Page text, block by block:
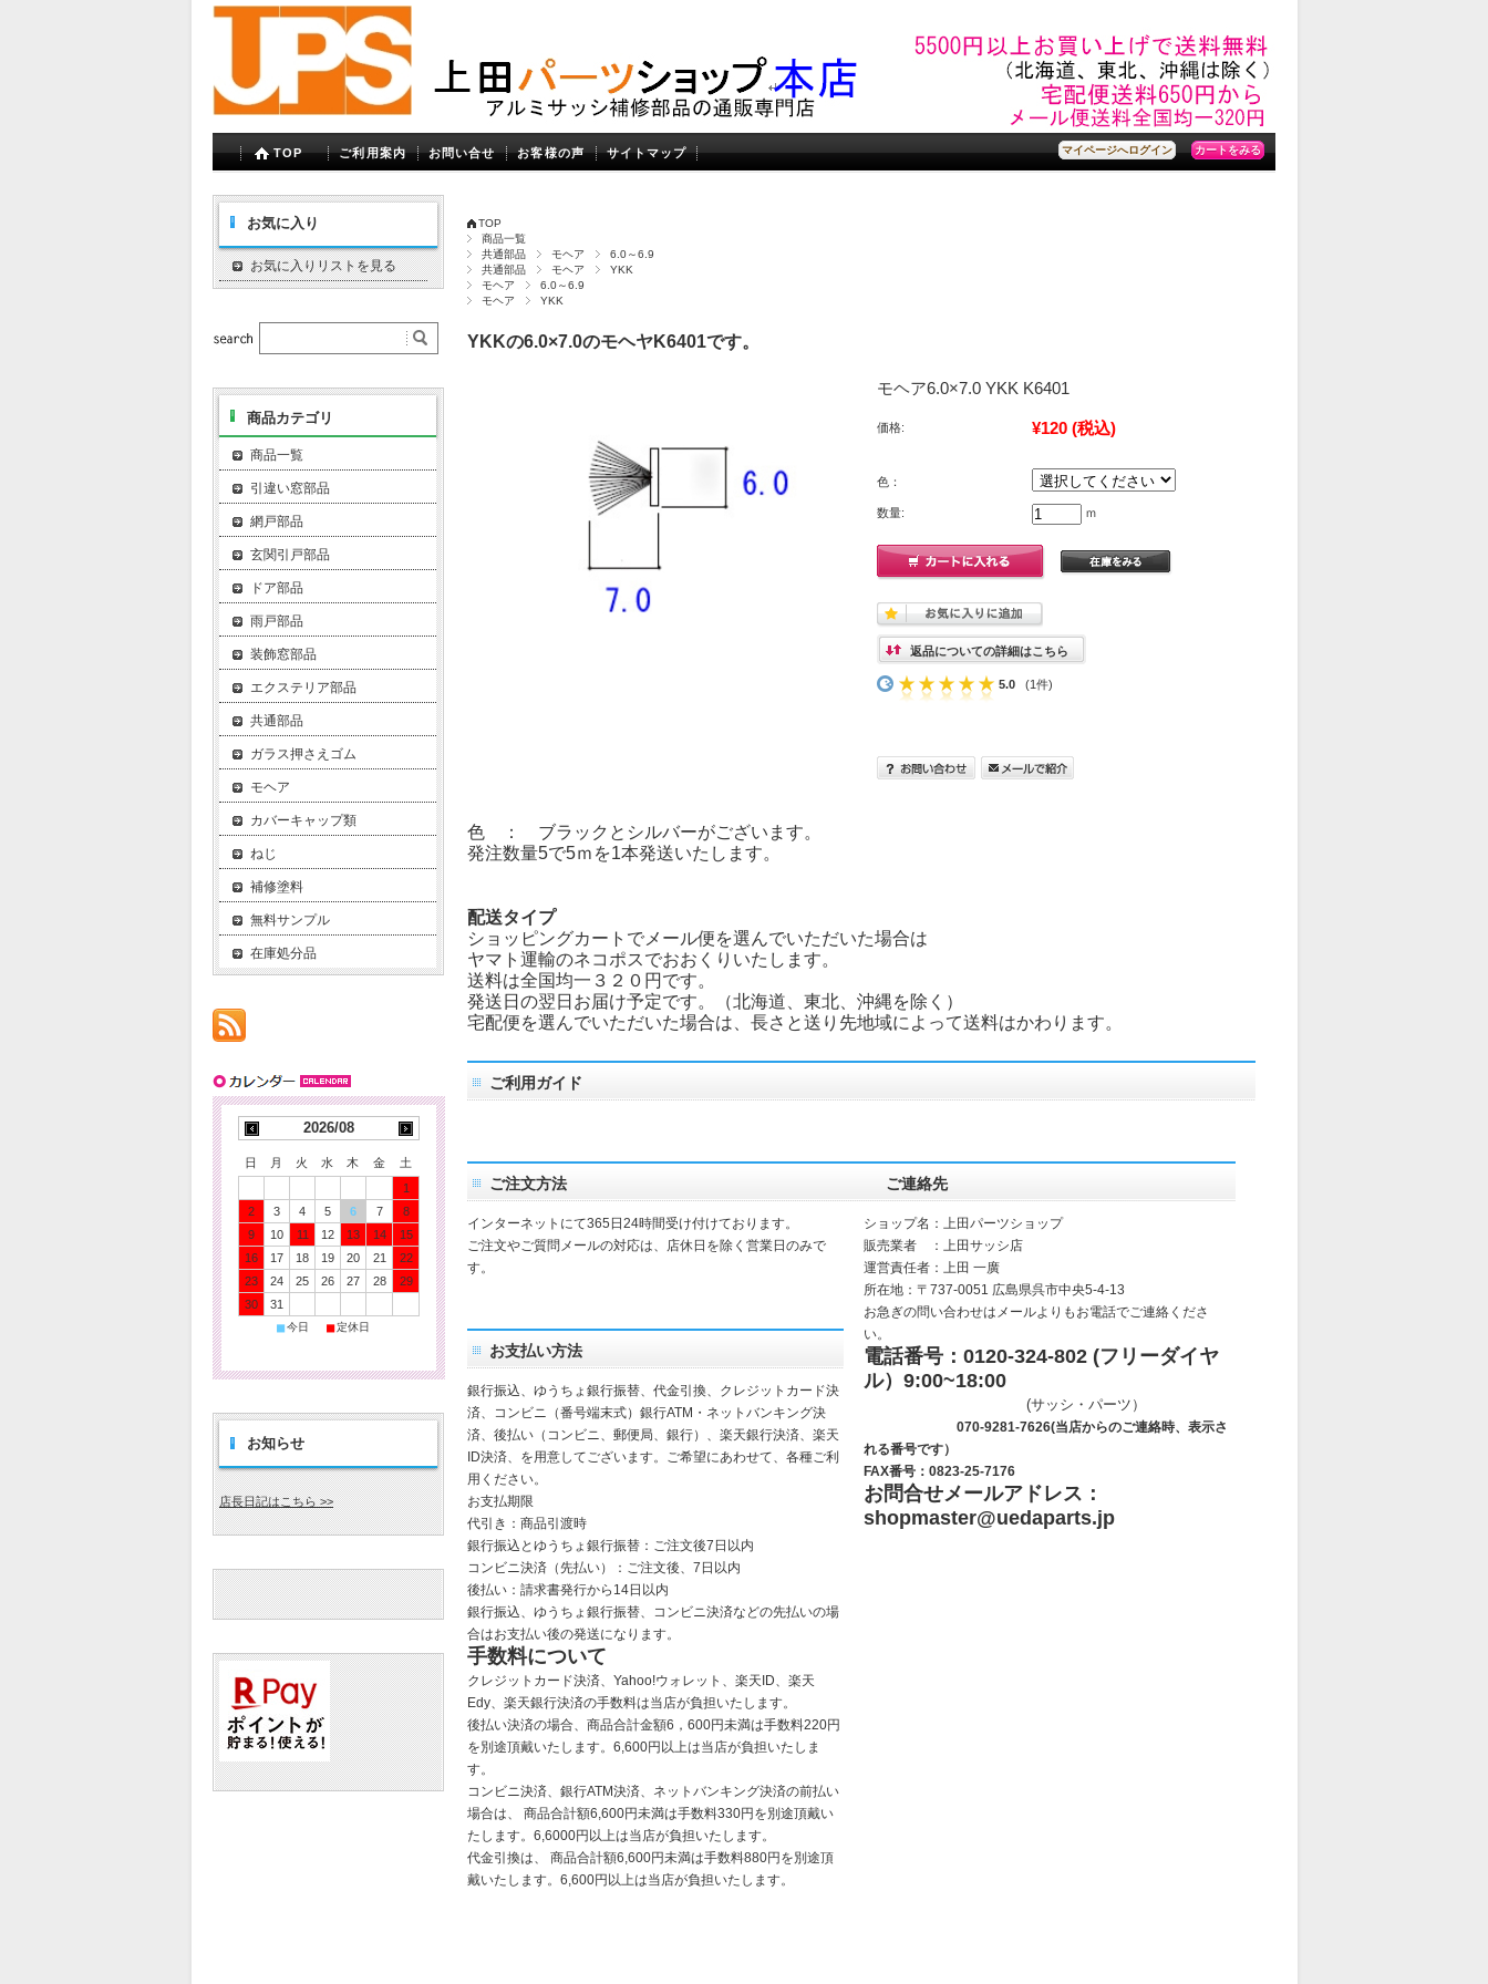
マイページへログイン カートをみる
TOP ご利用案内 お問い合せ お客様の声 サイトマップ
TOP
商品一覧
共通部品
モヘア
6.0～6.9
共通部品
モヘア
YKK
モヘア
6.0～6.9
モヘア
YKK
YKKの6.0×7.0のモヘヤK6401です。
モヘア6.0×7.0 YKK K6401
価格: ¥120 (税込)
色：
数量: ｍ
返品についての詳細はこちら
5.0 (1件)
色 ： ブラックとシルバーがございます。
発注数量5で5ｍを1本発送いたします。
配送タイプ
ショッピングカートでメール便を選んでいただいた場合は
ヤマト運輸のネコポスでおおくりいたします。
送料は全国均一３２０円です。
発送日の翌日お届け予定です。（北海道、東北、沖縄を除く）
宅配便を選んでいただいた場合は、長さと送り先地域によって送料はかわります。
ご利用ガイド
ご注文方法
インターネットにて365日24時間受け付けております。
ご注文やご質問メールの対応は、店休日を除く営業日のみで
す。
お支払い方法
銀行振込、ゆうちょ銀行振替、代金引換、クレジットカード決
済、コンビニ（番号端末式）銀行ATM・ネットバンキング決
済、後払い（コンビニ、郵便局、銀行）、楽天銀行決済、楽天
ID決済、を用意してございます。ご希望にあわせて、各種ご利
用ください。
お支払期限
代引き：商品引渡時
銀行振込とゆうちょ銀行振替：ご注文後7日以内
コンビニ決済（先払い）：ご注文後、7日以内
後払い：請求書発行から14日以内
銀行振込、ゆうちょ銀行振替、コンビニ決済などの先払いの場
合はお支払い後の発送になります。
手数料について
クレジットカード決済、Yahoo!ウォレット、楽天ID、楽天
Edy、楽天銀行決済の手数料は当店が負担いたします。
後払い決済の場合、商品合計金額6，600円未満は手数料220円
を別途頂戴いたします。6,600円以上は当店が負担いたしま
す。
コンビニ決済、銀行ATM決済、ネットバンキング決済の前払い
場合は、 商品合計額6,600円未満は手数料330円を別途頂戴い
たします。6,6000円以上は当店が負担いたします。
代金引換は、 商品合計額6,600円未満は手数料880円を別途頂
戴いたします。6,600円以上は当店が負担いたします。
ご連絡先
ショップ名：上田パーツショップ
販売業者 ：上田サッシ店
運営責任者：上田 一廣
所在地：〒737-0051 広島県呉市中央5-4-13
お急ぎの問い合わせはメールよりもお電話でご連絡くださ
い。
電話番号：0120-324-802 (フリーダイヤ
ル）9:00~18:00
(サッシ・パーツ）
070-9281-7626(当店からのご連絡時、表示さ
れる番号です）
FAX番号：0823-25-7176
お問合せメールアドレス：
shopmaster@uedaparts.jp
お気に入り
お気に入りリストを見る
商品カテゴリ
商品一覧
引違い窓部品
網戸部品
玄関引戸部品
ドア部品
雨戸部品
装飾窓部品
エクステリア部品
共通部品
ガラス押さえゴム
モヘア
カバーキャップ類
ねじ
補修塗料
無料サンプル
在庫処分品
2026/08
日 月 火 水 木 金
土
1
2
3 4 5 6 7
8
9
10 11 12 13 14
15
16
17 18 19 20 21
22
23
24 25 26 27 28
29
30
31
■今日 ■定休日
お知らせ
店長日記はこちら >>